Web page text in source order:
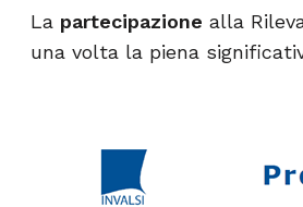
La partecipazione alla
una volta la piena